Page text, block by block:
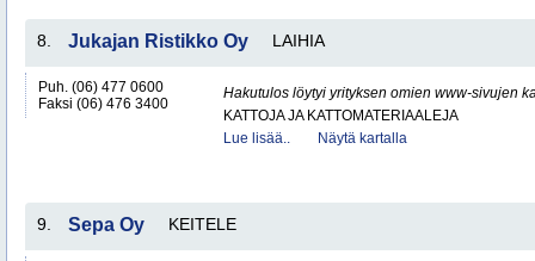
8. Jukajan Ristikko Oy LAIHIA
Puh. (06) 477 0600
Faksi (06) 476 3400
Hakutulos löytyi yrityksen omien www-sivujen
KATTOJA JA KATTOMATERIAALEJA
Lue lisää..
Näytä kartalla
9. Sepa Oy KEITELE